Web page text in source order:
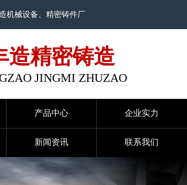
机械设备、精密铸件厂
造精密铸造
JINGMI ZHUZAO
产品中心 企业实力
新闻资讯 联系我们